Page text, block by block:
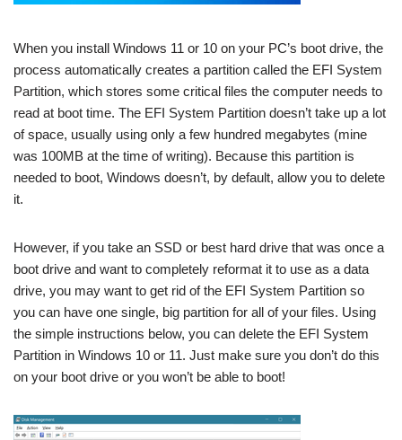
When you install Windows 11 or 10 on your PC’s boot drive, the
process automatically creates a partition called the EFI System
Partition, which stores some critical files the computer needs to
read at boot time. The EFI System Partition doesn’t take up a lot
of space, usually using only a few hundred megabytes (mine
was 100MB at the time of writing). Because this partition is
needed to boot, Windows doesn’t, by default, allow you to delete
it.
However, if you take an SSD or best hard drive that was once a
boot drive and want to completely reformat it to use as a data
drive, you may want to get rid of the EFI System Partition so
you can have one single, big partition for all of your files. Using
the simple instructions below, you can delete the EFI System
Partition in Windows 10 or 11. Just make sure you don’t do this
on your boot drive or you won’t be able to boot!